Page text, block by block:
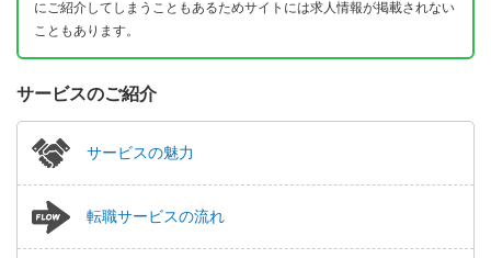
にご紹介してしまうこともあるためサイトには求人情報が掲載されない
こともあります。
サービスのご紹介
サービスの魅力
転職サービスの流れ